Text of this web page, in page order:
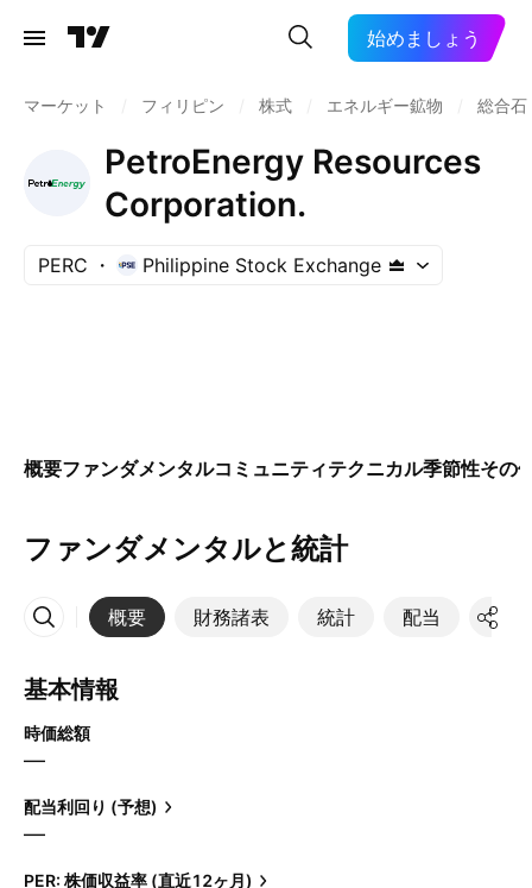
始めましょう
マーケット フィリピン 株式 エネルギー鉱物 総合石
PetroEnergy Resources
Corporation.
PERC Philippine Stock Exchange
概要ファンダメンタルコミュニティテクニカル季節性その
ファンダメンタルと統計
概要 財務諸表 統計 配当 決算
その他
基本情報
時価総額
—
配当利回り (予想)
—
PER: 株価収益率 (直近12ヶ月)